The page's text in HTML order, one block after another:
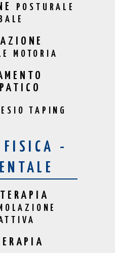
POSTURALE
MOTORIA
TAPING
FISICA -